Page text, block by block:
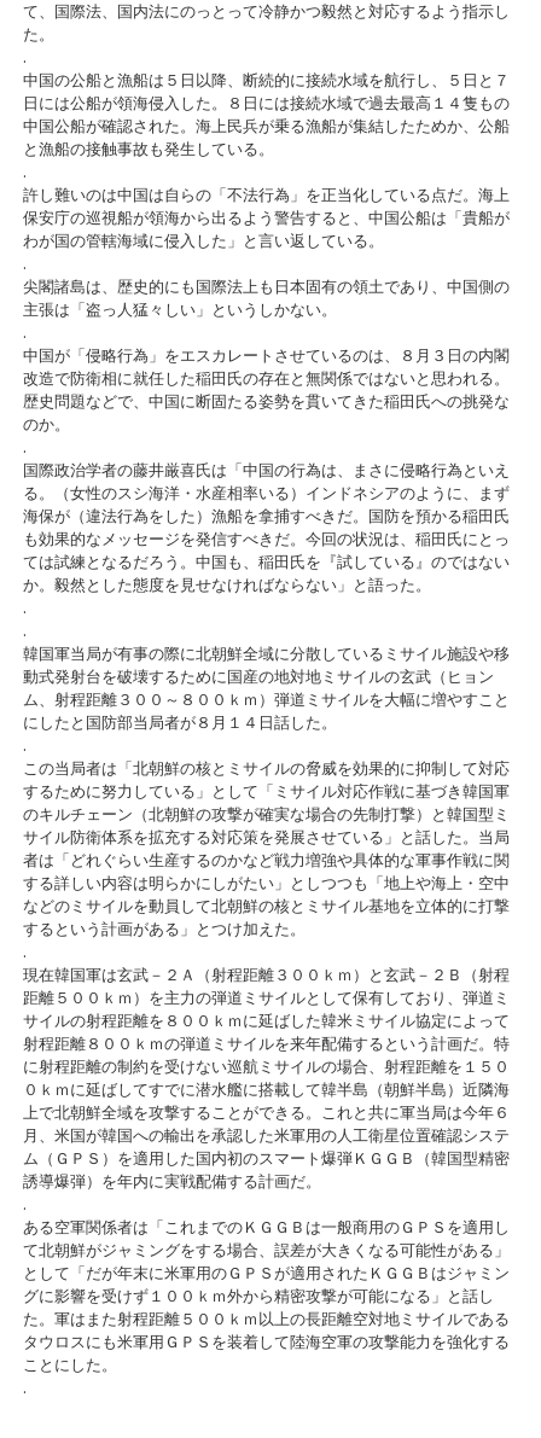
て、国際法、国内法にのっとって冷静かつ毅然と対応するよう指示し
た。
.
中国の公船と漁船は５日以降、断続的に接続水域を航行し、５日と７
日には公船が領海侵入した。８日には接続水域で過去最高１４隻もの
中国公船が確認された。海上民兵が乗る漁船が集結したためか、公船
と漁船の接触事故も発生している。
.
許し難いのは中国は自らの「不法行為」を正当化している点だ。海上
保安庁の巡視船が領海から出るよう警告すると、中国公船は「貴船が
わが国の管轄海域に侵入した」と言い返している。
.
尖閣諸島は、歴史的にも国際法上も日本固有の領土であり、中国側の
主張は「盗っ人猛々しい」というしかない。
.
中国が「侵略行為」をエスカレートさせているのは、８月３日の内閣
改造で防衛相に就任した稲田氏の存在と無関係ではないと思われる。
歴史問題などで、中国に断固たる姿勢を貫いてきた稲田氏への挑発な
のか。
.
国際政治学者の藤井厳喜氏は「中国の行為は、まさに侵略行為といえ
る。（女性のスシ海洋・水産相率いる）インドネシアのように、まず
海保が（違法行為をした）漁船を拿捕すべきだ。国防を預かる稲田氏
も効果的なメッセージを発信すべきだ。今回の状況は、稲田氏にとっ
ては試練となるだろう。中国も、稲田氏を『試している』のではない
か。毅然とした態度を見せなければならない」と語った。
.
.
韓国軍当局が有事の際に北朝鮮全域に分散しているミサイル施設や移
動式発射台を破壊するために国産の地対地ミサイルの玄武（ヒョン
ム、射程距離３００～８００ｋｍ）弾道ミサイルを大幅に増やすこと
にしたと国防部当局者が８月１４日話した。
.
この当局者は「北朝鮮の核とミサイルの脅威を効果的に抑制して対応
するために努力している」として「ミサイル対応作戦に基づき韓国軍
のキルチェーン（北朝鮮の攻撃が確実な場合の先制打撃）と韓国型ミ
サイル防衛体系を拡充する対応策を発展させている」と話した。当局
者は「どれぐらい生産するのかなど戦力増強や具体的な軍事作戦に関
する詳しい内容は明らかにしがたい」としつつも「地上や海上・空中
などのミサイルを動員して北朝鮮の核とミサイル基地を立体的に打撃
するという計画がある」とつけ加えた。
.
現在韓国軍は玄武－２Ａ（射程距離３００ｋｍ）と玄武－２Ｂ（射程
距離５００ｋｍ）を主力の弾道ミサイルとして保有しており、弾道ミ
サイルの射程距離を８００ｋｍに延ばした韓米ミサイル協定によって
射程距離８００ｋｍの弾道ミサイルを来年配備するという計画だ。特
に射程距離の制約を受けない巡航ミサイルの場合、射程距離を１５０
０ｋｍに延ばしてすでに潜水艦に搭載して韓半島（朝鮮半島）近隣海
上で北朝鮮全域を攻撃することができる。これと共に軍当局は今年６
月、米国が韓国への輸出を承認した米軍用の人工衛星位置確認システ
ム（ＧＰＳ）を適用した国内初のスマート爆弾ＫＧＧＢ（韓国型精密
誘導爆弾）を年内に実戦配備する計画だ。
.
ある空軍関係者は「これまでのＫＧＧＢは一般商用のＧＰＳを適用し
て北朝鮮がジャミングをする場合、誤差が大きくなる可能性がある」
として「だが年末に米軍用のＧＰＳが適用されたＫＧＧＢはジャミン
グに影響を受けず１００ｋｍ外から精密攻撃が可能になる」と話し
た。軍はまた射程距離５００ｋｍ以上の長距離空対地ミサイルである
タウロスにも米軍用ＧＰＳを装着して陸海空軍の攻撃能力を強化する
ことにした。
.